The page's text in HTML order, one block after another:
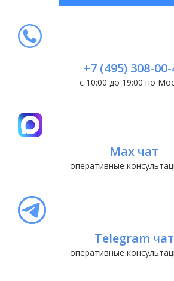
+7 (495) 308-
с 10:00 до 19:00 по
Max чат
оперативные
Telegram чат
оперативные